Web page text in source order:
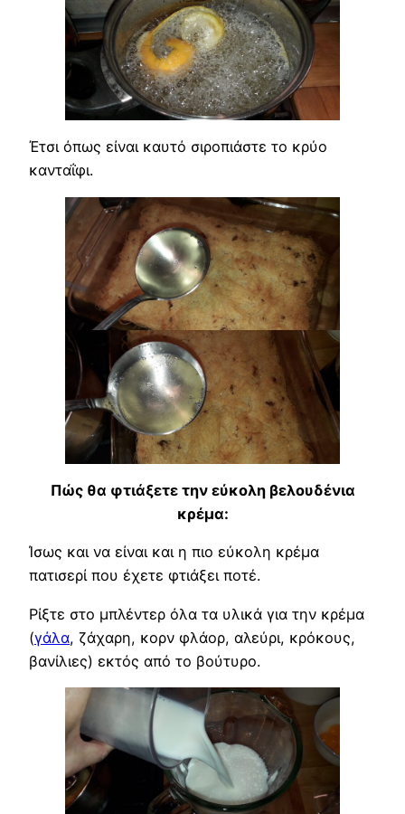
Έτσι όπως είναι καυτό σιροπιάστε το κρύο
κανταΐφι.
Πώς θα φτιάξετε την εύκολη βελουδένια
κρέμα:
Ίσως και να είναι και η πιο εύκολη κρέμα
πατισερί που έχετε φτιάξει ποτέ.
Ρίξτε στο μπλέντερ όλα τα υλικά για την κρέμα
(γάλα, ζάχαρη, κορν φλάορ, αλεύρι, κρόκους,
βανίλιες) εκτός από το βούτυρο.